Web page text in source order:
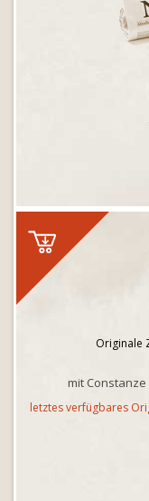
Originale
mit
letztes verfügbares